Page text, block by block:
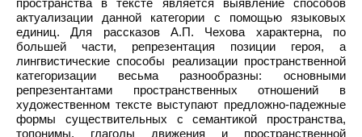
пространства в тексте является выявление способов
актуализации данной категории с помощью языковых
единиц. Для рассказов А.П. Чехова характерна, по
большей части, репрезентация позиции героя, а
лингвистические способы реализации пространственной
категоризации весьма разнообразны: основными
репрезентантами пространственных отношений в
художественном тексте выступают предложно-падежные
формы существительных с семантикой пространства,
топонимы, глаголы движения и пространственной